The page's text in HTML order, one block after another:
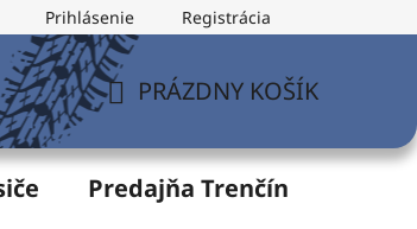
na odstúpenie od zmluvy
Prihlásenie Registrácia
KOŠÍK
PRÁZDNY KOŠÍK
Predajňa Trenčín